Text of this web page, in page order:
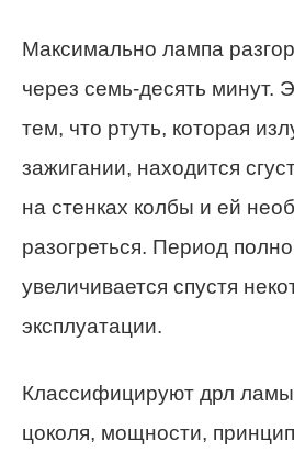
Максимально лампа
через семь-десять минут.
тем, что ртуть, которая
зажигании, находится
на стенках колбы и ей
разогреться. Период
увеличивается спустя
эксплуатации.
Классифицируют дрл
цоколя, мощности,